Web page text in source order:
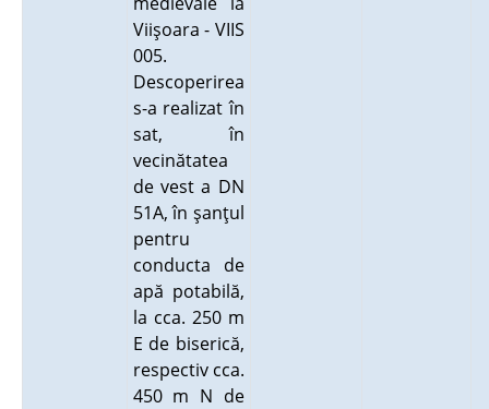
Viişoara - VIIS
005.
Descoperirea
s-a realizat în
sat, în
vecinătatea
de vest a DN
51A, în şanţul
pentru
conducta de
apă potabilă,
la cca. 250 m
E de biserică,
respectiv cca.
450 m N de